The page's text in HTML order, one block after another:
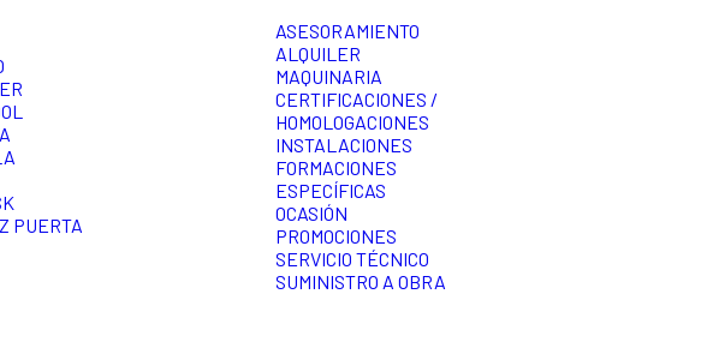
PUERTA
ASESORAMIENTO
ALQUILER
MAQUINARIA
CERTIFICACIONES /
HOMOLOGACIONES
INSTALACIONES
FORMACIONES
ESPECÍFICAS
OCASIÓN
PROMOCIONES
SERVICIO TÉCNICO
SUMINISTRO A OBRA